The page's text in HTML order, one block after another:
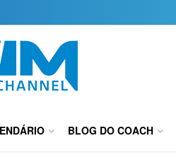
BLOG DO COACH